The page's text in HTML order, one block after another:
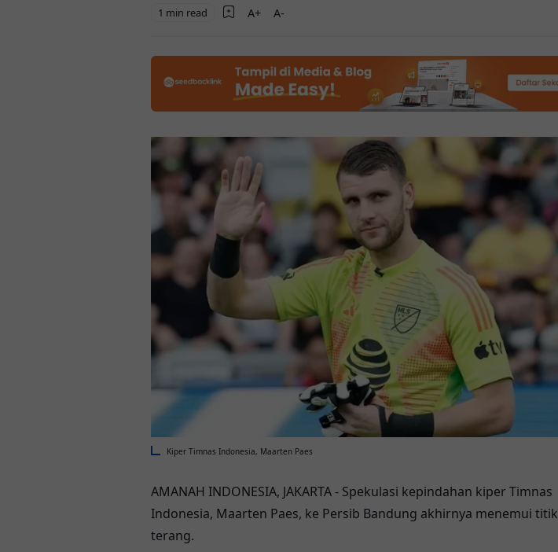
1 min read
Kiper Timnas Indonesia, Maarten Paes
AMANAH INDONESIA, JAKARTA - Spekulasi kepindahan kiper Timnas
Indonesia, Maarten Paes, ke Persib Bandung akhirnya menemui titik
terang.